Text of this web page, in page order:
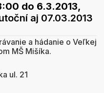
do 6.3.2013,
aj 07.03.2013
a hádanie o Veľkej
MŠ Mišíka.
ul. 21